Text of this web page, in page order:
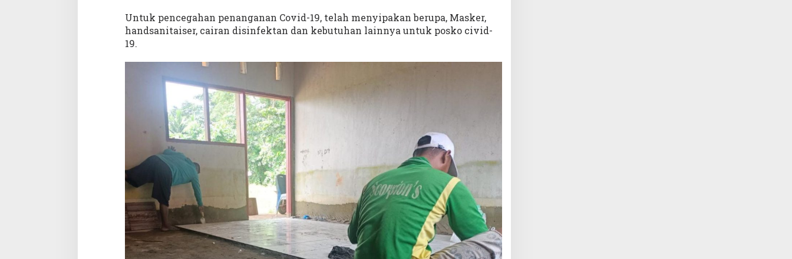
Untuk pencegahan penanganan Covid-19, telah menyipakan berupa, Masker,
handsanitaiser, cairan disinfektan dan kebutuhan lainnya untuk posko civid-
19.